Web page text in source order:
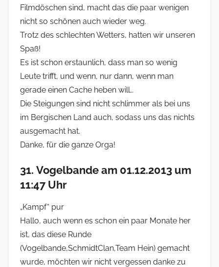
Filmdöschen sind, macht das die paar wenigen
nicht so schönen auch wieder weg.
Trotz des schlechten Wetters, hatten wir unseren
Spaß!
Es ist schon erstaunlich, dass man so wenig
Leute trifft, und wenn, nur dann, wenn man
gerade einen Cache heben will…
Die Steigungen sind nicht schlimmer als bei uns
im Bergischen Land auch, sodass uns das nichts
ausgemacht hat.
Danke, für die ganze Orga!
31. Vogelbande am 01.12.2013 um
11:47 Uhr
„Kampf“ pur
Hallo, auch wenn es schon ein paar Monate her
ist, das diese Runde
(Vogelbande,SchmidtClan,Team Hein) gemacht
wurde, möchten wir nicht vergessen danke zu